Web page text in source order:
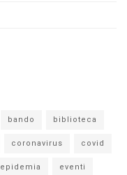
bando biblioteca
coronavirus covid
epidemia eventi